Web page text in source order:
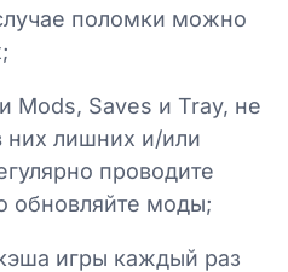
поломки можно
Mods, Saves и Tray, не
них лишних и/или
проводите
обновляйте моды;
игры каждый раз